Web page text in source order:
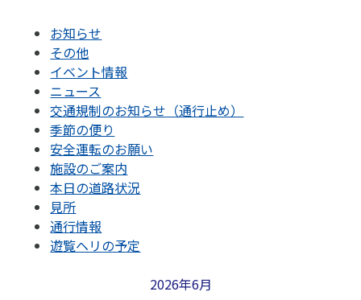
お知らせ
その他
イベント情報
ニュース
交通規制のお知らせ（通行止め）
季節の便り
安全運転のお願い
施設のご案内
本日の道路状況
見所
通行情報
遊覧ヘリの予定
2026年6月